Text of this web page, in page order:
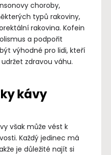
choroby,
typů rakoviny,
rakovina. Kofein
a podpořit
výhodné pro lidi, kteří
zdravou váhu.
kávy
však může vést k
Každý jedinec má
je důležité najít si